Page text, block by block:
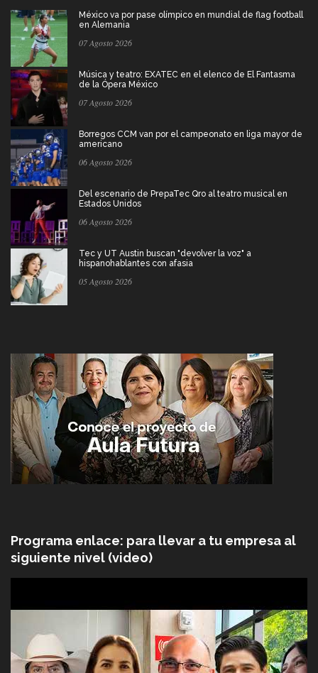
México va por pase olímpico en mundial de flag football
en Alemania
07 Agosto 2026
Música y teatro: EXATEC en el elenco de El Fantasma
de la Ópera México
07 Agosto 2026
Borregos CCM van por el campeonato en liga mayor de
americano
06 Agosto 2026
Del escenario de PrepaTec Qro al teatro musical en
Estados Unidos
06 Agosto 2026
Tec y UT Austin buscan "devolver la voz" a
hispanohablantes con afasia
05 Agosto 2026
Programa enlace: para llevar a tu empresa al
siguiente nivel (video)